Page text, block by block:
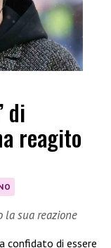
di
reagito
la sua reazione
confidato di essere